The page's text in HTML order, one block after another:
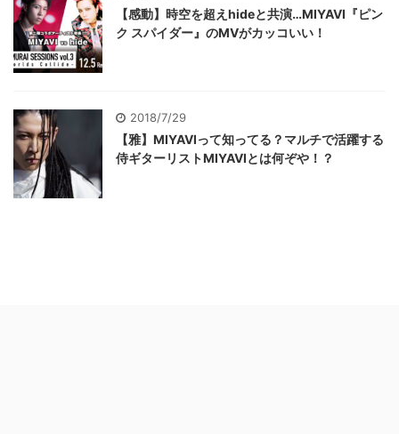
【感動】時空を超えhideと共演…MIYAVI『ピン
ク スパイダー』のMVがカッコいい！
2018/7/29
【雅】MIYAVIって知ってる？マルチで活躍する
侍ギターリストMIYAVIとは何ぞや！？